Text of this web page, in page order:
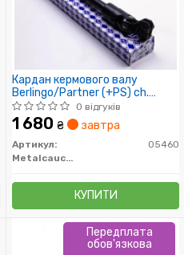
Кардан кермового валу
Berlingo/Partner (+PS) ch.
№08092-
0 відгуків
1 680 ₴ завтра
Артикул:
05460
Metalcaucho
КУПИТИ
Передплата
обов'язкова